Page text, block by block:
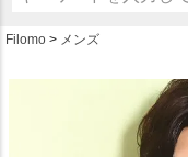
Filomo メンズ